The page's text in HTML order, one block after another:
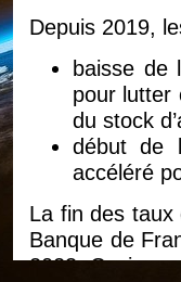
Depuis 2019,
baisse de
pour lutter
du stock
début de
accéléré
La fin des taux
Banque de
2023. Ceci a